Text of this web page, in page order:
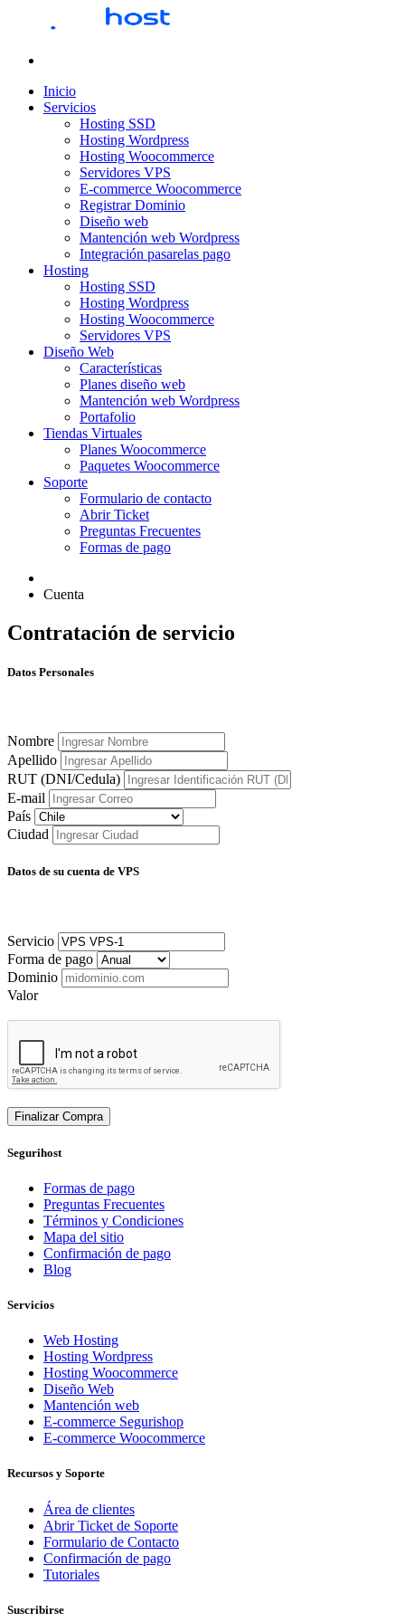
Inicio
Servicios
Hosting SSD
Hosting Wordpress
Hosting Woocommerce
Servidores VPS
E-commerce Woocommerce
Registrar Dominio
Diseño web
Mantención web Wordpress
Integración pasarelas pago
Hosting
Hosting SSD
Hosting Wordpress
Hosting Woocommerce
Servidores VPS
Diseño Web
Características
Planes diseño web
Mantención web Wordpress
Portafolio
Tiendas Virtuales
Planes Woocommerce
Paquetes Woocommerce
Soporte
Formulario de contacto
Abrir Ticket
Preguntas Frecuentes
Formas de pago
Cuenta
Contratación de servicio
Datos Personales
Nombre
Apellido
RUT (DNI/Cedula)
E-mail
País
Ciudad
Datos de su cuenta de VPS
Servicio
Forma de pago
Dominio
Valor
Finalizar Compra
Segurihost
Formas de pago
Preguntas Frecuentes
Términos y Condiciones
Mapa del sitio
Confirmación de pago
Blog
Servicios
Web Hosting
Hosting Wordpress
Hosting Woocommerce
Diseño Web
Mantención web
E-commerce Segurishop
E-commerce Woocommerce
Recursos y Soporte
Área de clientes
Abrir Ticket de Soporte
Formulario de Contacto
Confirmación de pago
Tutoriales
Suscribirse